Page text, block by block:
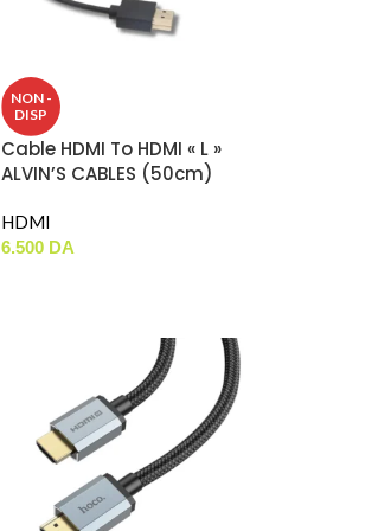
NON -
DISP
Cable HDMI To HDMI « L »
ALVIN’S CABLES (50cm)
HDMI
6.500 DA